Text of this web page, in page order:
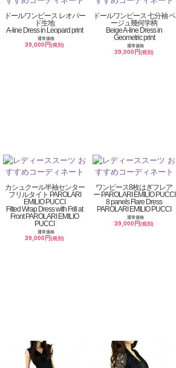
ドールワンピース レオパー
ド生地
A-line Dress in Leopard print
通常価格
39,000円(税別)
ドールワンピース 七分袖 ベ
ージュ幾何学柄
Beige A-line Dress in
Geometric print
通常価格
39,000円(税別)
カシュクール半袖センター
フリルタイト PAROLARI
EMILIO PUCCI
Fitted Wrap Dress with Frill at
Front PAROLARI EMILIO
PUCCI
通常価格
39,000円(税別)
ワンピース8枚はぎフレア
ー PAROLARI EMILIO PUCCI
8 panels Flare Dress
PAROLARI EMILIO PUCCI
通常価格
39,000円(税別)